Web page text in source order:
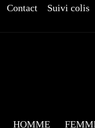
Contact Suivi colis
HOMME